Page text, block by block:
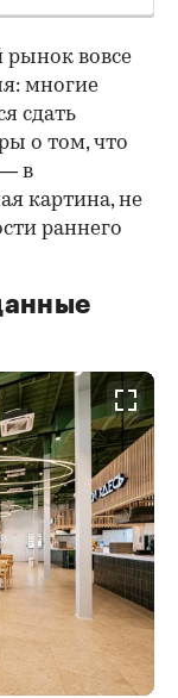
рынок вовсе
многие
сдать
о том, что
в
картина, не
раннего